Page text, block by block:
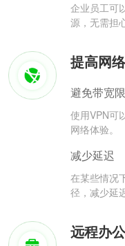
企业员工可
源，无需担
提高网
避免带宽
使用VPN可
网络体验。
减少延迟
在某些情况
径，减少延
远程办